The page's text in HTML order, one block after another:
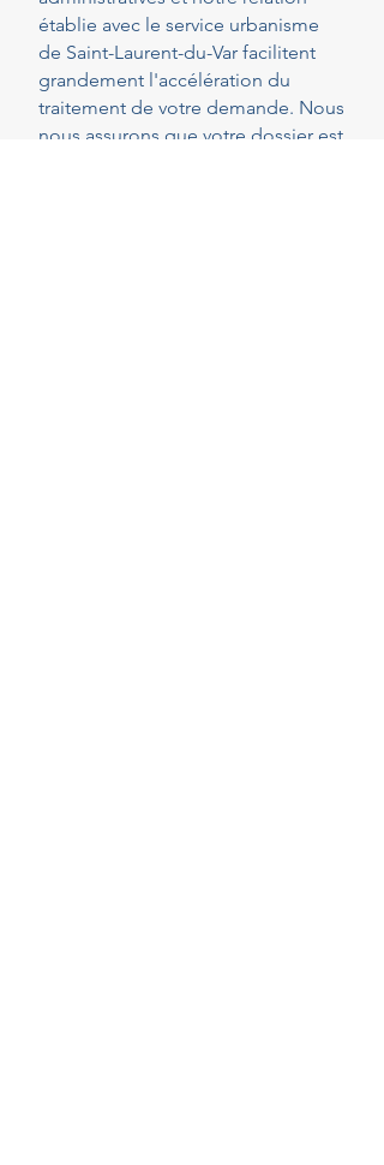
établie avec le service urbanisme
de Saint-Laurent-du-Var facilitent
grandement l'accélération du
traitement de votre demande. Nous
nous assurons que votre dossier est